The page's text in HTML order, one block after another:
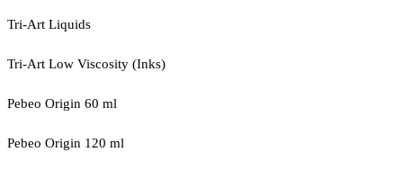
Tri-Art Liquids
Tri-Art Low Viscosity (Inks)
Pebeo Origin 60 ml
Pebeo Origin 120 ml